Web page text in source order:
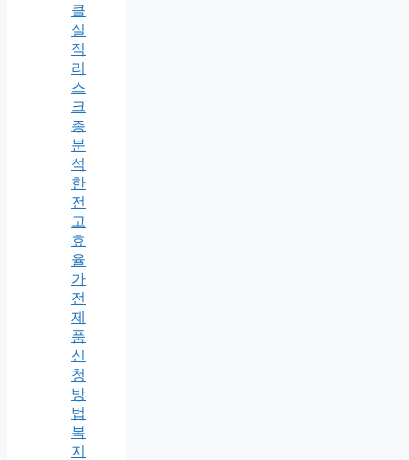
클
실
적
리
스
크
총
분
석
한
전
고
효
율
가
전
제
품
신
청
방
법
복
지